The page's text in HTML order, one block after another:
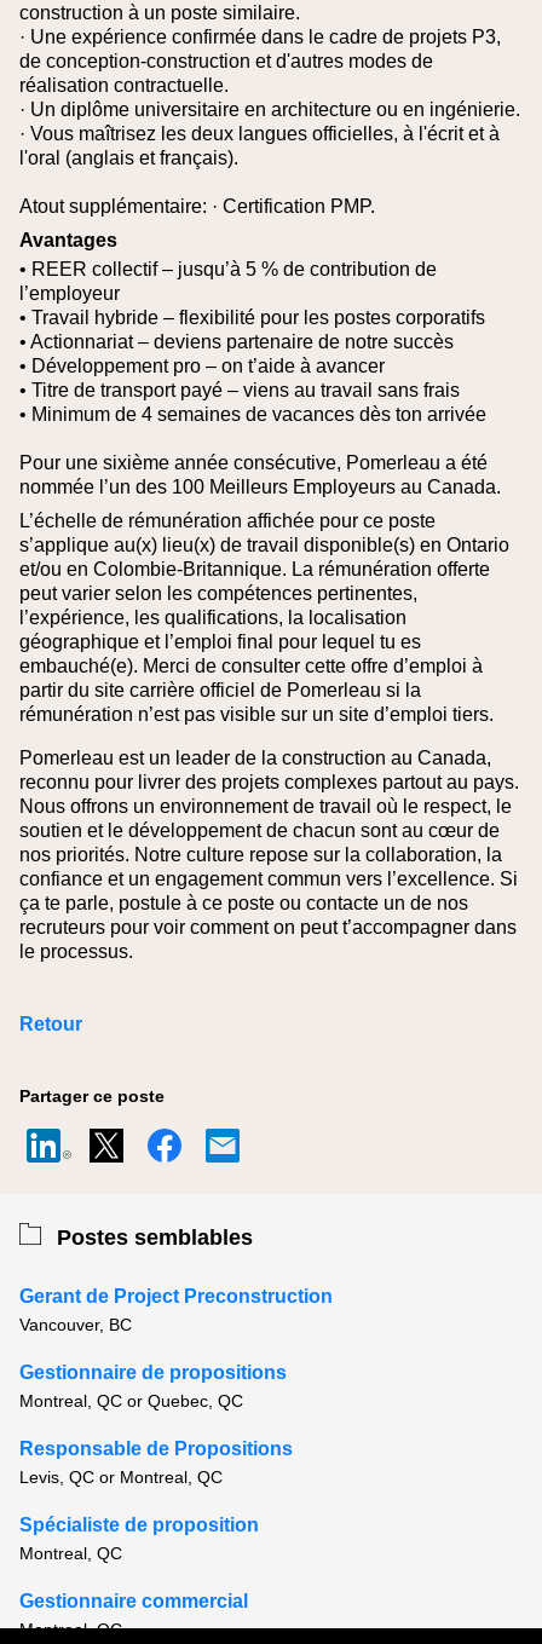
construction à un poste similaire.
· Une expérience confirmée dans le cadre de projets P3,
de conception-construction et d'autres modes de
réalisation contractuelle.
· Un diplôme universitaire en architecture ou en ingénierie.
· Vous maîtrisez les deux langues officielles, à l'écrit et à
l'oral (anglais et français).
Atout supplémentaire: · Certification PMP.
Avantages
• REER collectif – jusqu’à 5 % de contribution de
l’employeur
• Travail hybride – flexibilité pour les postes corporatifs
• Actionnariat – deviens partenaire de notre succès
• Développement pro – on t’aide à avancer
• Titre de transport payé – viens au travail sans frais
• Minimum de 4 semaines de vacances dès ton arrivée
Pour une sixième année consécutive, Pomerleau a été
nommée l’un des 100 Meilleurs Employeurs au Canada.
L’échelle de rémunération affichée pour ce poste
s’applique au(x) lieu(x) de travail disponible(s) en Ontario
et/ou en Colombie‑Britannique. La rémunération offerte
peut varier selon les compétences pertinentes,
l’expérience, les qualifications, la localisation
géographique et l’emploi final pour lequel tu es
embauché(e). Merci de consulter cette offre d’emploi à
partir du site carrière officiel de Pomerleau si la
rémunération n’est pas visible sur un site d’emploi tiers.
Pomerleau est un leader de la construction au Canada,
reconnu pour livrer des projets complexes partout au pays.
Nous offrons un environnement de travail où le respect, le
soutien et le développement de chacun sont au cœur de
nos priorités. Notre culture repose sur la collaboration, la
confiance et un engagement commun vers l’excellence. Si
ça te parle, postule à ce poste ou contacte un de nos
recruteurs pour voir comment on peut t’accompagner dans
le processus.
Retour
Partager ce poste
Postes semblables
Gerant de Project Preconstruction
Vancouver, BC
Gestionnaire de propositions
Montreal, QC or Quebec, QC
Responsable de Propositions
Levis, QC or Montreal, QC
Spécialiste de proposition
Montreal, QC
Gestionnaire commercial
Montreal, QC